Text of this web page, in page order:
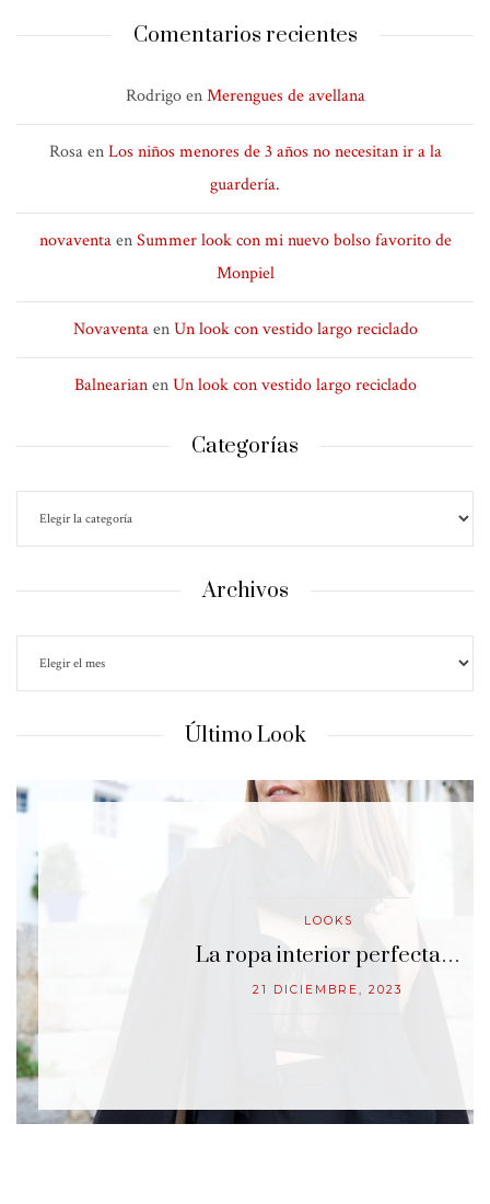
Comentarios recientes
RodrigoenMerengues de avellana
RosaenLos niños menores de 3 años no necesitan ir a la
guardería.
novaventaenSummer look con mi nuevo bolso favorito de
Monpiel
NovaventaenUn look con vestido largo reciclado
BalnearianenUn look con vestido largo reciclado
Categorías
Archivos
Último Look
LOOKS
La ropa interior perfecta…
21 DICIEMBRE, 2023